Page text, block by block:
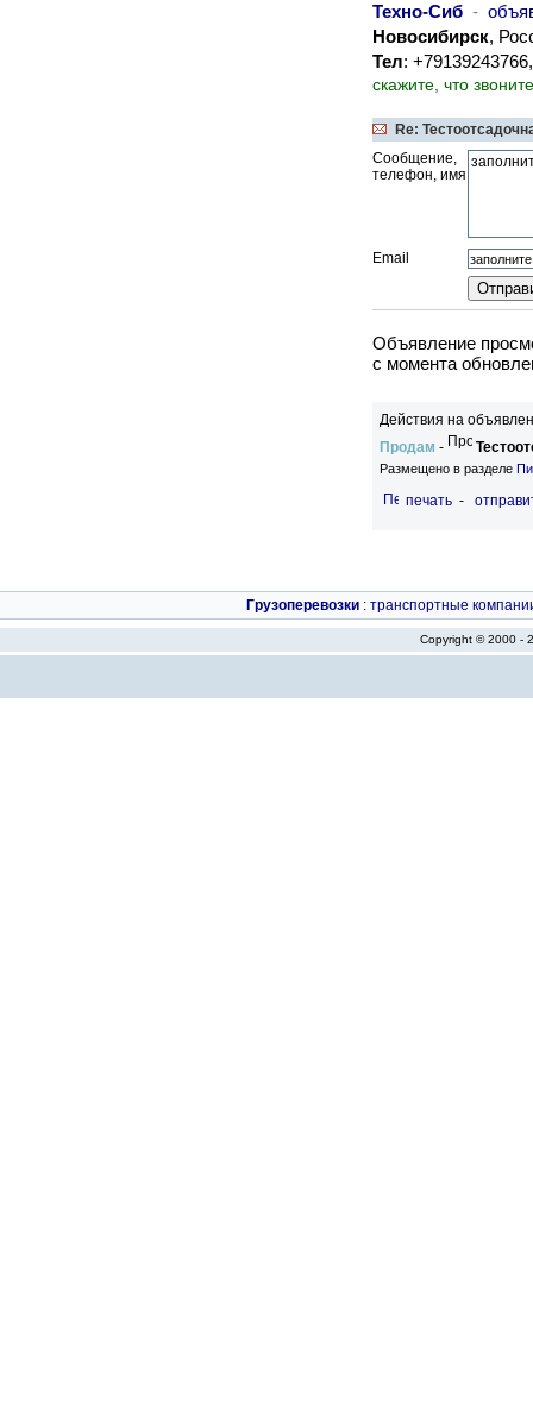
Техно-Сиб -
Новосибирск,
Тел:
скажите, что
Re:
Сообщение,
телефон, имя
Email
Объявление
c момента
Действия на
Продам -
Размещено в разделе
печать -
Грузоперевозки : транспортные
Copyright © 2000 -